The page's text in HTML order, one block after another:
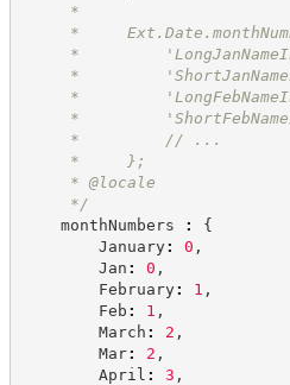
*
*
*
*
*
*
*         // ...
*     };
* @locale
*/
monthNumbers
:
{
January: 0 ,
Jan : 0 ,
February: 1 ,
Feb : 1 ,
March : 2 ,
Mar: 2 ,
April : 3 ,